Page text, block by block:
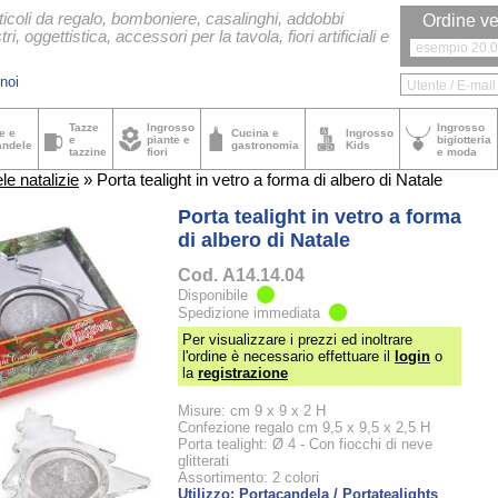
da regalo, bomboniere, casalinghi, addobbi
oggettistica, accessori per la tavola, fiori artificiali e
Ordine
e
Tazze
e
tazzine
Ingrosso
piante e
fiori
Cucina e
gastronomia
Ingrosso
Kids
Ingrosso
bigiotteria
e moda
natalizie » Porta tealight in vetro a forma di albero di Natale
Porta tealight in vetro a forma
di albero di Natale
Cod. A14.14.04
Disponibile
Spedizione immediata
Per visualizzare i prezzi ed inoltrare
l'ordine è necessario effettuare il
login o
la registrazione
Misure: cm 9 x 9 x 2 H
Confezione regalo cm 9,5 x 9,5 x 2,5 H
Porta tealight: Ø 4 - Con fiocchi di neve
glitterati
Assortimento: 2 colori
Utilizzo: Portacandela / Portatealights